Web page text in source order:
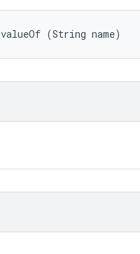
valueOf (String name)